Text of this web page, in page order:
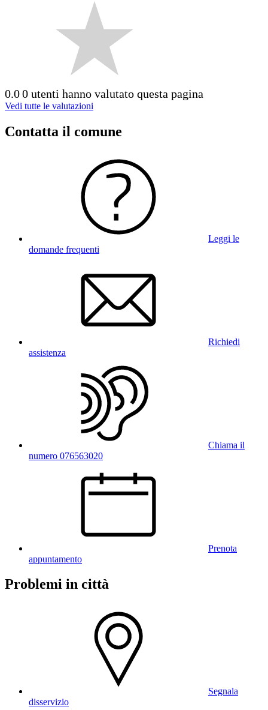
0.00 utenti hanno valutato questa pagina
Vedi tutte le valutazioni
Contatta il comune
Leggi le
domande frequenti
Richiedi
assistenza
Chiama il
numero 076563020
Prenota
appuntamento
Problemi in città
Segnala
disservizio